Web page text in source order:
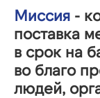
Миссия -
поставка
в срок на
во благо
людей,